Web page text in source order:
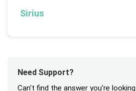
Sirius
Need Support?
Can't find the answer you're